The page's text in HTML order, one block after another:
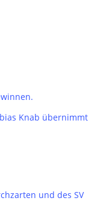
Knab übernimmt
und des SV